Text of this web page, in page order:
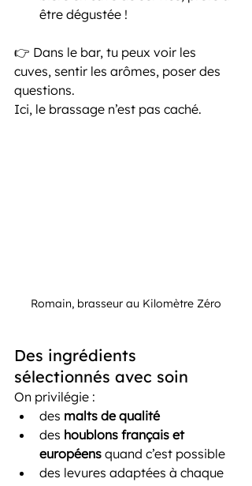
être dégustée !
👉 Dans le bar, tu peux voir les
cuves, sentir les arômes, poser des
questions.
Ici, le brassage n’est pas caché.
Romain, brasseur au Kilomètre Zéro
Des ingrédients
sélectionnés avec soin
On privilégie :
des malts de qualité
des houblons français et
européens quand c’est possible
des levures adaptées à chaque